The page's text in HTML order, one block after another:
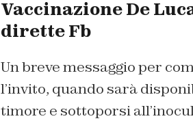
Vaccinazione De
dirette Fb
Un breve messaggio per
l’invito, quando sarà
timore e sottoporsi